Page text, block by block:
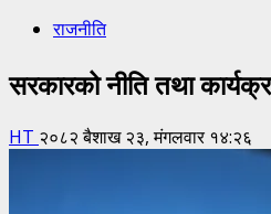
राजनीति
सरकारको नीति तथा
HT २०८२ बैशाख २३, मंगलवार १४:२६